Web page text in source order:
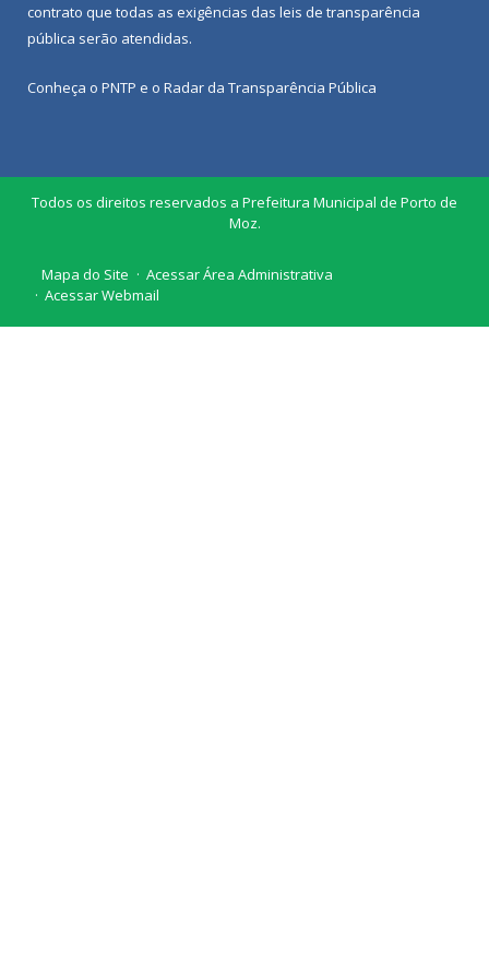
contrato que todas as exigências das leis de transparência
pública serão atendidas.
Conheça o PNTP e o Radar da Transparência Pública
Todos os direitos reservados a Prefeitura Municipal de Porto de
Moz.
Mapa do Site
Acessar Área Administrativa
Acessar Webmail